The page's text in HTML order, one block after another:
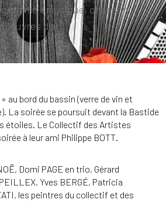
: musique, chanson,
d’art..
au bord du bassin (verre de vin et
La soirée se poursuit devant la Bastide
étoiles. Le Collectif des Artistes
à leur ami Philippe BOTT.
Domi PAGE en trio, Gérard
Yves BERGÉ, Patricia
les peintres du collectif et des